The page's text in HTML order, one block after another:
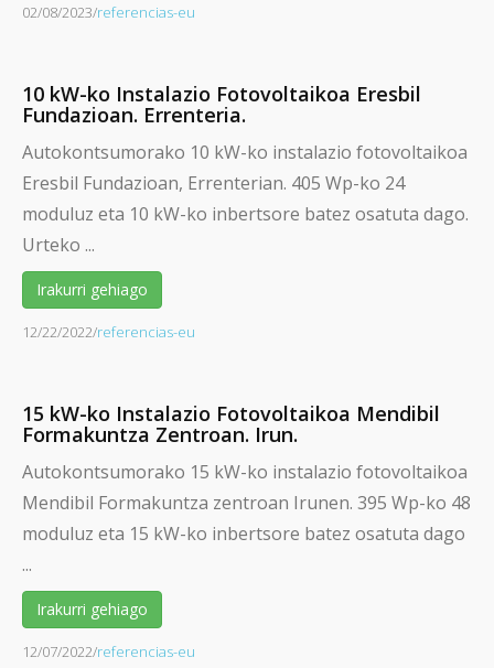
02/08/2023/referencias-eu
10 kW-ko Instalazio Fotovoltaikoa Eresbil
Fundazioan. Errenteria.
Autokontsumorako 10 kW-ko instalazio fotovoltaikoa
Eresbil Fundazioan, Errenterian. 405 Wp-ko 24
moduluz eta 10 kW-ko inbertsore batez osatuta dago.
Urteko ...
Irakurri gehiago
12/22/2022/referencias-eu
15 kW-ko Instalazio Fotovoltaikoa Mendibil
Formakuntza Zentroan. Irun.
Autokontsumorako 15 kW-ko instalazio fotovoltaikoa
Mendibil Formakuntza zentroan Irunen. 395 Wp-ko 48
moduluz eta 15 kW-ko inbertsore batez osatuta dago
...
Irakurri gehiago
12/07/2022/referencias-eu